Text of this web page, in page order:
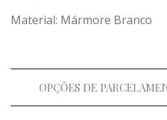
Material: Mármore Branco
OPÇÕES DE